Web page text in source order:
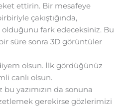
ettirin. Bir mesafeye
çakıştığında,
fark edeceksiniz. Bu
süre sonra 3D görüntüler
olsun. İlk gördüğünüz
canlı olsun.
yazımızın da sonuna
gerekirse gözlerimizi